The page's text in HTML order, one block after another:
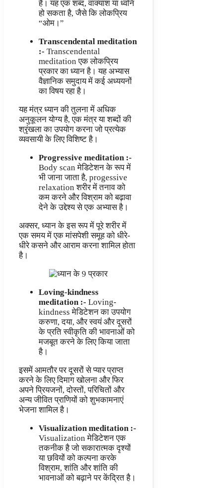
है। यह एक शब्द, वाक्यांश या ध्वनि
हो सकता है, जैसे कि लोकप्रिय
“ओम।”
Transcendental meditation
:- Transcendental
meditation एक लोकप्रिय
प्रकार का ध्यान है। यह अभ्यास
वैज्ञानिक समुदाय में कई अध्ययनों
का विषय रहा है।
यह मंत्र ध्यान की तुलना में अधिक
अनुकूलन योग्य है, एक मंत्र या शब्दों की
श्रृंखला का उपयोग करना जो प्रत्येक
व्यवसायी के लिए विशिष्ट है।
Progressive meditation :-
Body scan मेडिटेशन के रूप में
भी जाना जाता है, progessive
relaxation शरीर में तनाव को
कम करने और विश्राम को बढ़ावा
देने के उद्देश्य से एक अभ्यास है।
अक्सर, ध्यान के इस रूप में पूरे शरीर में
एक समय में एक मांसपेशी समूह को धीरे-
धीरे कसने और आराम करना शामिल होता
है।
Loving-kindness
meditation :- Loving-
kindness मेडिटेशन का उपयोग
करुणा, दया, और स्वयं और दूसरों
के प्रति स्वीकृति की भावनाओं को
मजबूत करने के लिए किया जाता
है।
इसमें आमतौर पर दूसरों से प्यार प्राप्त
करने के लिए दिमाग खोलना और फिर
अपने प्रियजनों, दोस्तों, परिचितों और
अन्य जीवित प्राणियों को शुभकामनाएं
भेजना शामिल है।
Visualization meditation :-
Visualization मेडिटेशन एक
तकनीक है जो सकारात्मक दृश्यों
या छवियों को कल्पना करके
विश्राम, शांति और शांति की
भावनाओं को बढ़ाने पर केंद्रित है।